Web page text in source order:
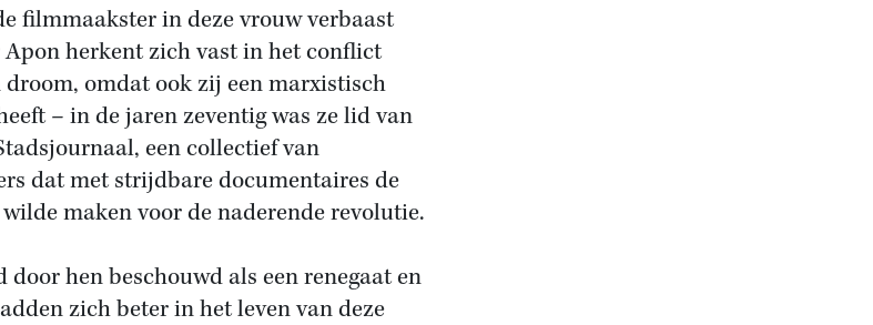
filmmaakster in deze vrouw verbaast
herkent zich vast in het conflict
omdat ook zij een marxistisch
– in de jaren zeventig was ze lid van
een collectief van
dat met strijdbare documentaires de
maken voor de naderende revolutie.
door hen beschouwd als een renegaat en
zich beter in het leven van deze